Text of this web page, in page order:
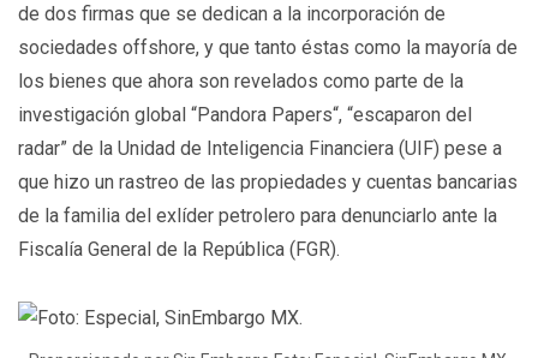
de dos firmas que se dedican a la incorporación de
sociedades offshore, y que tanto éstas como la mayoría de
los bienes que ahora son revelados como parte de la
investigación global “Pandora Papers“, “escaparon del
radar” de la Unidad de Inteligencia Financiera (UIF) pese a
que hizo un rastreo de las propiedades y cuentas bancarias
de la familia del exlíder petrolero para denunciarlo ante la
Fiscalía General de la República (FGR).